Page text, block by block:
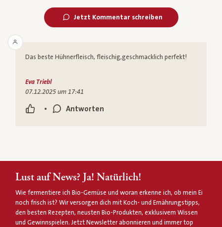
Jetzt Kommentar schreiben
Das beste Hühnerfleisch, fleischig,geschmacklich perfekt!
• Antworten
Eva Triebl
07.12.2025 um 17:41
Lust auf News? Ja! Natürlich!
Wie fermentiere ich Bio-Gemüse und woran erkenne ich, ob mein Ei
noch frisch ist? Wir versorgen dich mit Koch- und Ernährungstipps,
den besten Rezepten, neusten Bio-Produkten, exklusivem Wissen
und Gewinnspielen. Jetzt Newsletter abonnieren und immer top